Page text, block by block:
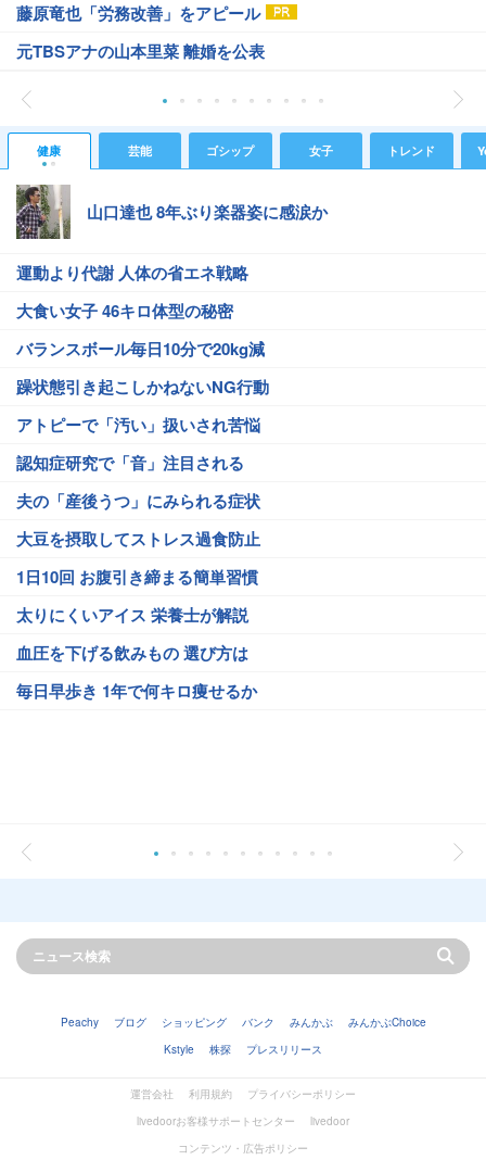
藤原竜也「労務改善」をアピール
元TBSアナの山本里菜 離婚を公表
健康 芸能 ゴシップ 女子 トレンド
山口達也 8年ぶり楽器姿に感涙か
運動より代謝 人体の省エネ戦略
大食い女子 46キロ体型の秘密
バランスボール毎日10分で20kg減
躁状態引き起こしかねないNG行動
アトピーで「汚い」扱いされ苦悩
認知症研究で「音」注目される
夫の「産後うつ」にみられる症状
大豆を摂取してストレス過食防止
1日10回 お腹引き締まる簡単習慣
太りにくいアイス 栄養士が解説
血圧を下げる飲みもの 選び方は
毎日早歩き 1年で何キロ痩せるか
Peachy ブログ ショッピング バンク みんかぶ
みんかぶChoice
Kstyle
株探 プレスリリース
運営会社 利用規約
プライバシーポリシー
livedoorお客様サポートセンター
livedoor
コンテンツ・広告ポリシー